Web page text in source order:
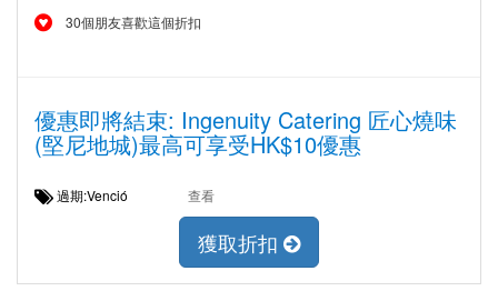
30個朋友喜歡這個折扣
優惠即將結束: Ingenuity Catering 匠心燒味
(堅尼地城)最高可享受HK$10優惠
過期:Venció 查看
獲取折扣